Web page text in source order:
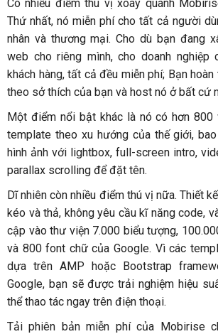
Có nhiều điểm thú vị xoay quanh
Thứ nhất, nó miễn phí cho tất cả người
nhân và thương mại. Cho dù bạn đang
web cho riêng mình, cho doanh nghiệp
khách hàng, tất cả đều miễn phí; Bạn
theo sở thích của bạn và host nó ở bất cứ
Một điểm nổi bật khác là nó có hơn
template theo xu hướng của thế giới,
hình ảnh với lightbox, full-screen intro,
parallax scrolling để đặt tên.
Dĩ nhiên còn nhiều điểm thú vị nữa. Thiết
kéo và thả, không yêu cầu kĩ năng code,
cập vào thư viện 7.000 biểu tượng,
và 800 font chữ của Google. Vì các
dựa trên AMP hoặc Bootstrap
Google, bạn sẽ được trải nghiệm hiệu
thể thao tác ngay trên điện thoại.
Tải phiên bản miễn phí của Mobirise